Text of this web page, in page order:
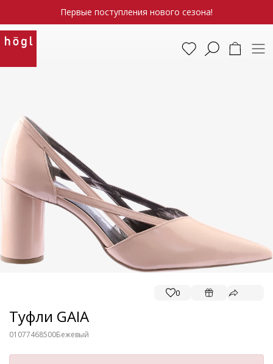
Первые поступления нового сезона!
0
Туфли GAIA
01077468500Бежевый